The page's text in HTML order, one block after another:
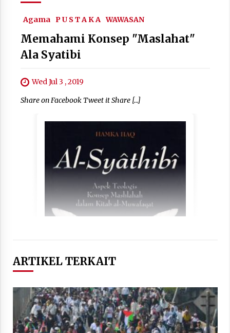
Agama P U S T A K A WAWASAN
Memahami Konsep "Maslahat"
Ala Syatibi
Wed Jul 3 , 2019
Share on Facebook Tweet it Share […]
ARTIKEL TERKAIT